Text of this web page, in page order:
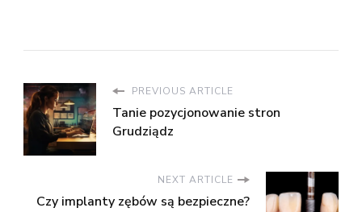
PREVIOUS ARTICLE
Tanie pozycjonowanie stron
Grudziądz
NEXT ARTICLE
Czy implanty zębów są bezpieczne?